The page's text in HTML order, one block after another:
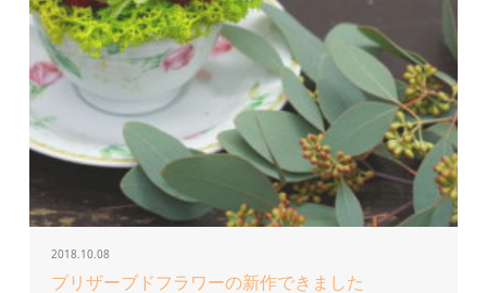
2018.10.08
プリザーブドフラワーの新作できました